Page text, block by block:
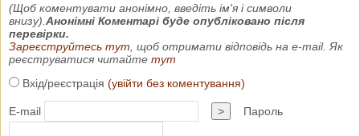
(Щоб коментувати анонімно, введіть ім'я і символи
внизу). Анонімні Коментарі буде опубліковано після
перевірки.
Зареєструйтесь тут , щоб отримати відповідь на e-mail. Як
реєструватися читайте тут
Вхід/реєстрація (увійти без коментування)
E-mail > Пароль